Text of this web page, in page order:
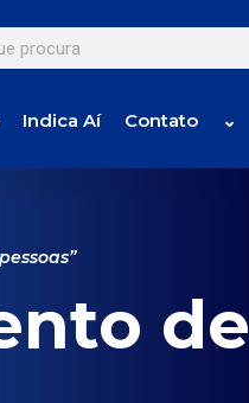
Indica Aí Contato ⌄
de